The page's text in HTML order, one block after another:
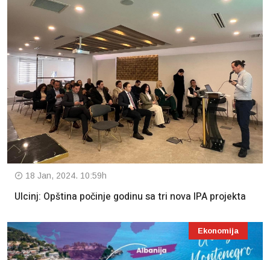
18 Jan, 2024. 10:59h
Ulcinj: Opština počinje godinu sa tri nova IPA projekta
Ekonomija